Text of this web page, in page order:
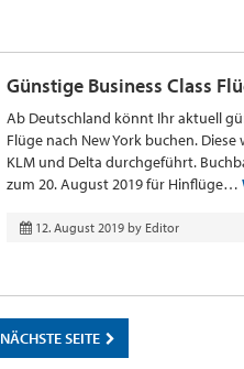
Günstige Business Class
Ab Deutschland könnt Ihr aktuell
Flüge nach New York buchen.
KLM und Delta durchgeführt.
zum 20. August 2019 für Hinflüge…
12. August 2019 by Editor
NÄCHSTE SEITE